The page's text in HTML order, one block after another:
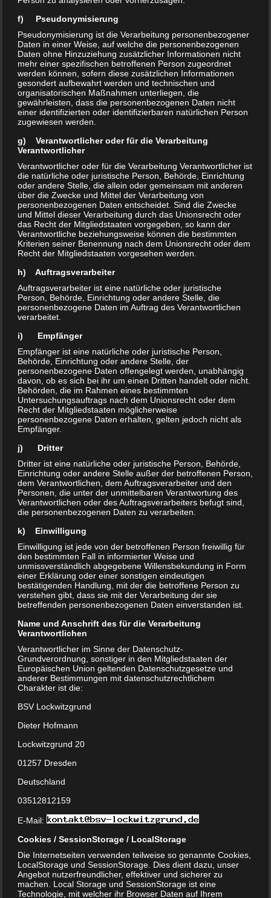
f) Pseudonymisierung
Pseudonymisierung ist die Verarbeitung personenbezogener
Daten in einer Weise, auf welche die personenbezogenen
Daten ohne Hinzuziehung zusätzlicher Informationen nicht
mehr einer spezifischen betroffenen Person zugeordnet
werden können, sofern diese zusätzlichen Informationen
gesondert aufbewahrt werden und technischen und
organisatorischen Maßnahmen unterliegen, die
gewährleisten, dass die personenbezogenen Daten nicht
einer identifizierten oder identifizierbaren natürlichen Person
zugewiesen werden.
g) Verantwortlicher oder für die Verarbeitung
Verantwortlicher
Verantwortlicher oder für die Verarbeitung Verantwortlicher ist
die natürliche oder juristische Person, Behörde, Einrichtung
oder andere Stelle, die allein oder gemeinsam mit anderen
über die Zwecke und Mittel der Verarbeitung von
personenbezogenen Daten entscheidet. Sind die Zwecke
und Mittel dieser Verarbeitung durch das Unionsrecht oder
das Recht der Mitgliedstaaten vorgegeben, so kann der
Verantwortliche beziehungsweise können die bestimmten
Kriterien seiner Benennung nach dem Unionsrecht oder dem
Recht der Mitgliedstaaten vorgesehen werden.
h) Auftragsverarbeiter
Auftragsverarbeiter ist eine natürliche oder juristische
Person, Behörde, Einrichtung oder andere Stelle, die
personenbezogene Daten im Auftrag des Verantwortlichen
verarbeitet.
i) Empfänger
Empfänger ist eine natürliche oder juristische Person,
Behörde, Einrichtung oder andere Stelle, der
personenbezogene Daten offengelegt werden, unabhängig
davon, ob es sich bei ihr um einen Dritten handelt oder nicht.
Behörden, die im Rahmen eines bestimmten
Untersuchungsauftrags nach dem Unionsrecht oder dem
Recht der Mitgliedstaaten möglicherweise
personenbezogene Daten erhalten, gelten jedoch nicht als
Empfänger.
j) Dritter
Dritter ist eine natürliche oder juristische Person, Behörde,
Einrichtung oder andere Stelle außer der betroffenen Person,
dem Verantwortlichen, dem Auftragsverarbeiter und den
Personen, die unter der unmittelbaren Verantwortung des
Verantwortlichen oder des Auftragsverarbeiters befugt sind,
die personenbezogenen Daten zu verarbeiten.
k) Einwilligung
Einwilligung ist jede von der betroffenen Person freiwillig für
den bestimmten Fall in informierter Weise und
unmissverständlich abgegebene Willensbekundung in Form
einer Erklärung oder einer sonstigen eindeutigen
bestätigenden Handlung, mit der die betroffene Person zu
verstehen gibt, dass sie mit der Verarbeitung der sie
betreffenden personenbezogenen Daten einverstanden ist.
Name und Anschrift des für die Verarbeitung
Verantwortlichen
Verantwortlicher im Sinne der Datenschutz-
Grundverordnung, sonstiger in den Mitgliedstaaten der
Europäischen Union geltenden Datenschutzgesetze und
anderer Bestimmungen mit datenschutzrechtlichem
Charakter ist die:
BSV Lockwitzgrund
Dieter Hofmann
Lockwitzgrund 20
01257 Dresden
Deutschland
03512812159
E-Mail:
Cookies / SessionStorage / LocalStorage
Die Internetseiten verwenden teilweise so genannte Cookies,
LocalStorage und SessionStorage. Dies dient dazu, unser
Angebot nutzerfreundlicher, effektiver und sicherer zu
machen. Local Storage und SessionStorage ist eine
Technologie, mit welcher ihr Browser Daten auf Ihrem